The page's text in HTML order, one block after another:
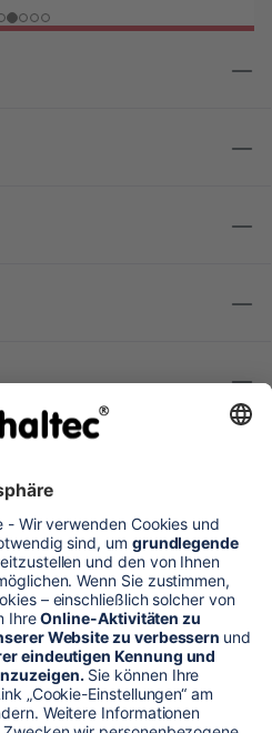
Mehrwertsteuer und Versandkosten